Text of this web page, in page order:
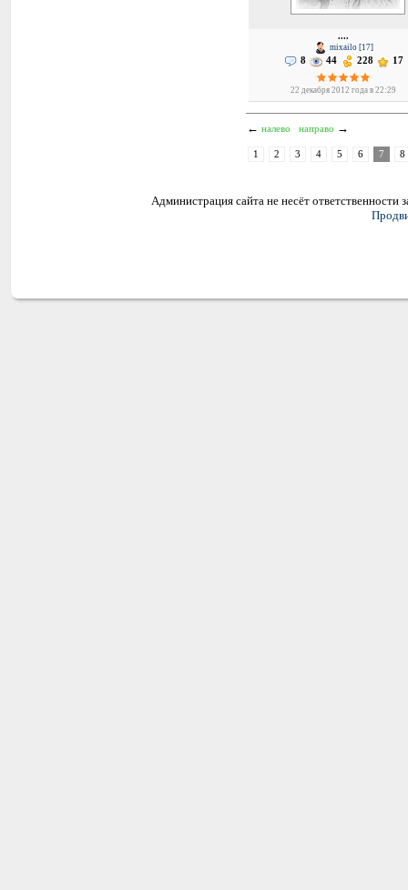
....
mixailo [17]
8 44 228 17
22 декабря 2012 года в 22:29
← налево направо →
1 2 3 4 5 6 7 8
Администрация сайта не несёт ответственности